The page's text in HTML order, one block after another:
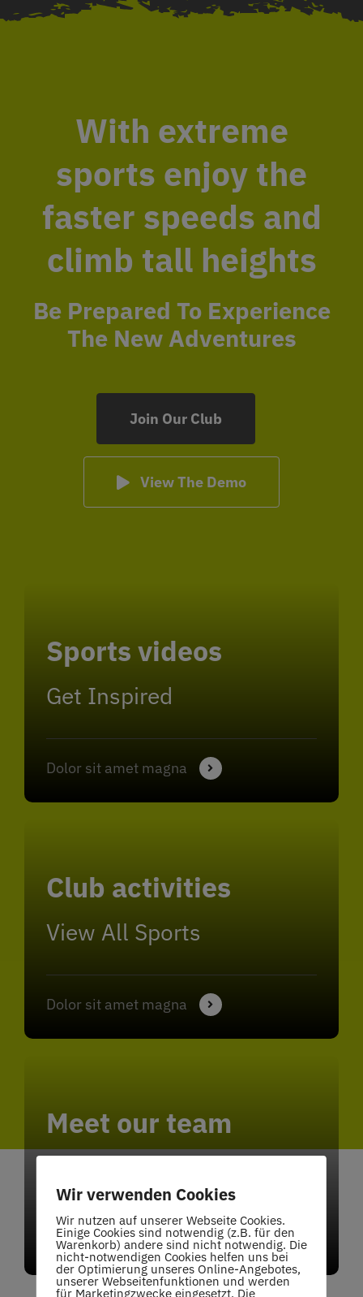
With extreme
sports enjoy the
faster speeds and
climb tall heights
Be Prepared To Experience
The New Adventures
Join Our Club
View The Demo
Sports videos
Get Inspired
Dolor sit amet magna
Club activities
View All Sports
Dolor sit amet magna
Meet our team
Dolor sit amet magna
Wir verwenden Cookies
Wir nutzen auf unserer Webseite Cookies.
Einige Cookies sind notwendig (z.B. für den
Warenkorb) andere sind nicht notwendig. Die
nicht-notwendigen Cookies helfen uns bei
der Optimierung unseres Online-Angebotes,
unserer Webseitenfunktionen und werden
für Marketingzwecke eingesetzt. Die